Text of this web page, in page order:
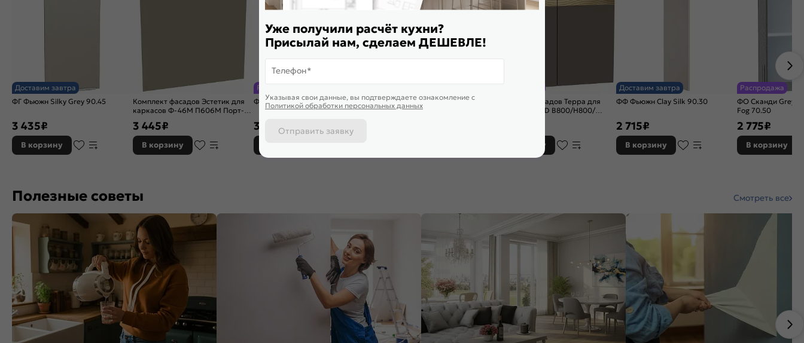
Доставим завтра
ФГ Фьюжн Silky Grey 90.45
3 435₽
В корзину
Комплект фасадов Эстетик для
каркасов Ф-46М П606М Порт-
3 445₽
В корзину
Распродажа
ФГ Сканди Grey Silkwood 90.40
3 240₽
ФГ Нео Clay Silk 90.45
Комплект фасадов Терра для
каркаса Ф-50D В800/Н800/
В корзину
Доставим завтра
ФФ Фьюжн Clay Silk 90.30
2 715₽
В корзину
Распродажа
ФО Сканди Grey
Fog 70.50
2 775₽
В корзину
Полезные советы Смотреть все
Уже получили расчёт кухни?
Присылай нам, сделаем ДЕШЕВЛЕ!
Телефон*
Указывая свои данные, вы подтверждаете ознакомление c
Политикой обработки персональных данных
Отправить заявку